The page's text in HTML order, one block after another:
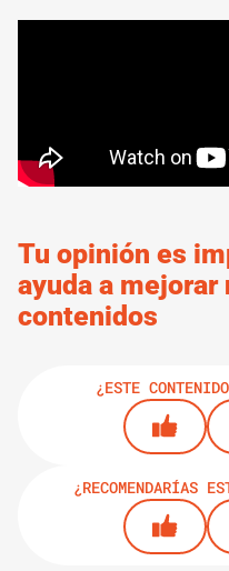
Tu opinión es
ayuda a mejorar
contenidos
¿ESTE
¿RECOMENDARÍAS